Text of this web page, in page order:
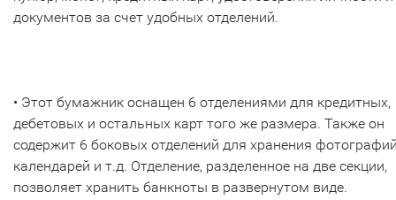
документов за счет удобных отделений.
• Этот бумажник оснащен 6 отделениями для кредитных,
дебетовых и остальных карт того же размера. Также он
содержит 6 боковых отделений для хранения
календарей и т.д. Отделение, разделенное на две секции,
позволяет хранить банкноты в развернутом виде.